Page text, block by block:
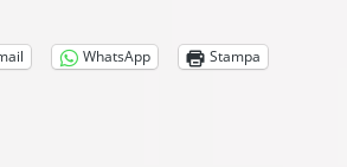
WhatsApp Stampa